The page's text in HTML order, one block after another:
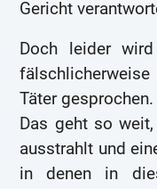
Gericht
Doch leider
Täter gesprochen.
Das geht so
ausstrahlt und
in denen in